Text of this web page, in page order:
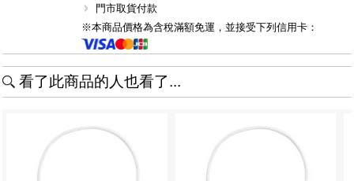
門市取貨付款
※本商品價格為含稅滿額免運，並接受下列信用卡：
看了此商品的人也看了...